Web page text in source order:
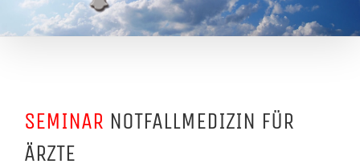
SEMINAR NOTFALLMEDIZIN FÜR
ÄRZTE